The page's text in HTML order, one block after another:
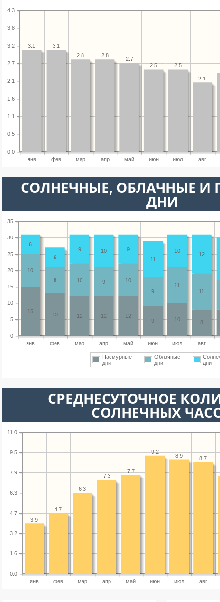
янв фев мар апр май июн июл авг
0.0
0.5
1.1
1.6
2.1
2.7
3.2
3.8
4.3
2.1
2.5
2.5
2.7
2.8
2.8
3.1
3.1
CОЛНЕЧНЫЕ, ОБЛАЧНЫЕ И
ДНИ
янв фев мар апр май июн июл авг
0
5
10
15
20
25
30
35
8
10
9
12
12
12
13
15
11
11
9
10
9
10
8
10
12
10
11
9
10
9
6
6
Пасмурные
дни
Облачные
дни
дни
СРЕДНЕСУТОЧНОЕ
СОЛНЕЧНЫХ
янв фев мар апр май июн июл авг
0.0
1.6
3.2
4.7
6.3
7.9
9.5
11.0
8.7
8.9
9.2
7.7
7.3
6.3
4.7
3.9